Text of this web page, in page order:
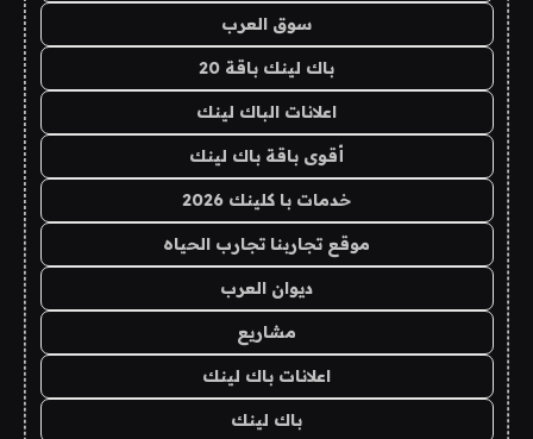
سوق العرب
باك لينك باقة 20
اعلانات الباك لينك
أقوى باقة باك لينك
خدمات با كلينك 2026
موقع تجاربنا تجارب الحياه
ديوان العرب
مشاريع
اعلانات باك لينك
باك لينك